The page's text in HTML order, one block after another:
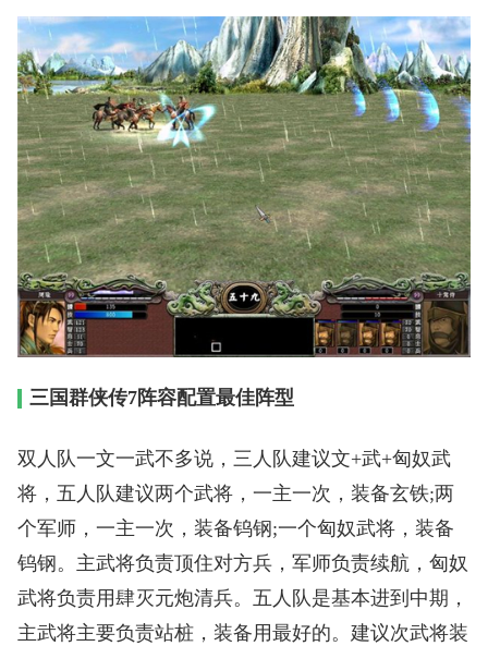
三国群侠传7阵容配置最佳阵型
双人队一文一武不多说，三人队建议文+武+匈奴武
将，五人队建议两个武将，一主一次，装备玄铁;两
个军师，一主一次，装备钨钢;一个匈奴武将，装备
钨钢。主武将负责顶住对方兵，军师负责续航，匈奴
武将负责用肆灭元炮清兵。五人队是基本进到中期，
主武将主要负责站桩，装备用最好的。建议次武将装